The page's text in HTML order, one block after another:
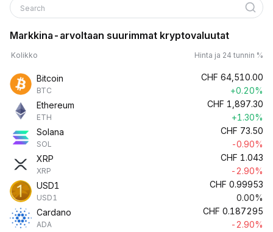
Search
Markkina-arvoltaan suurimmat kryptovaluutat
Kolikko Hinta ja 24 tunnin %
Bitcoin
BTC
CHF 64,510.00
+0.20%
Ethereum
ETH
CHF 1,897.30
+1.30%
Solana
SOL
CHF 73.50
-0.90%
XRP
XRP
CHF 1.043
-2.90%
USD1
USD1
CHF 0.99953
0.00%
Cardano
ADA
CHF 0.187295
-2.90%